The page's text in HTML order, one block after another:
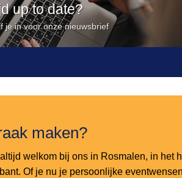
up to date?
je in voor onze nieuwsbrief
maken?
welkom bij ons in Rosmalen, in het
Of je nu je persoonlijke